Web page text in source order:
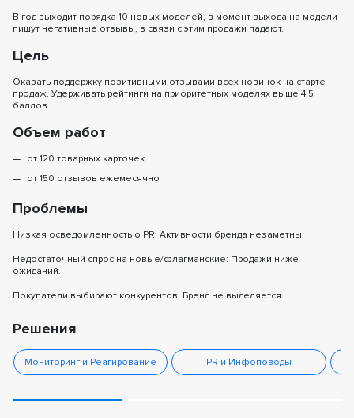
В год выходит порядка 10 новых моделей, в момент выхода на модели
пишут негативные отзывы, в связи с этим продажи падают.
Цель
Оказать поддержку позитивными отзывами всех новинок на старте
продаж. Удерживать рейтинги на приоритетных моделях выше 4.5
баллов.
Объем работ
от 120 товарных карточек
от 150 отзывов ежемесячно
Проблемы
Низкая осведомленность о PR: Активности бренда незаметны.
Недостаточный спрос на новые/флагманские: Продажи ниже
ожиданий.
Покупатели выбирают конкурентов: Бренд не выделяется.
Решения
Мониторинг и Реагирование PR и Инфоповоды